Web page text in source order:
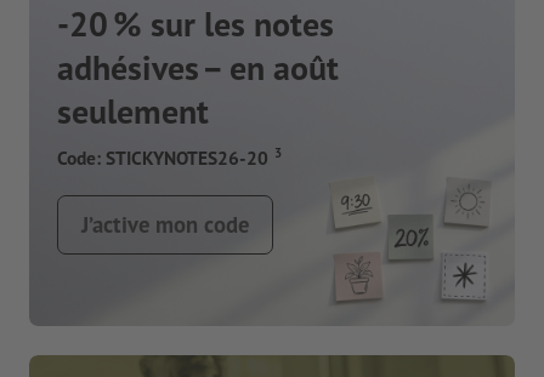
-20 % sur les notes
adhésives – en août
seulement
Code: STICKYNOTES26-20 3
J’active mon code